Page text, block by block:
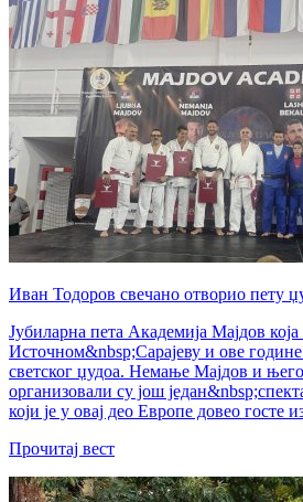
Иван Тодоров свечано отворио пету
Јубиларна пета Академија Мајдов
Источном&nbsp;Сарајеву и ове године
светског џудоа. Немање Мајдов и
организовали су још
који је у овај део Европе довео госте
Прочитај вест